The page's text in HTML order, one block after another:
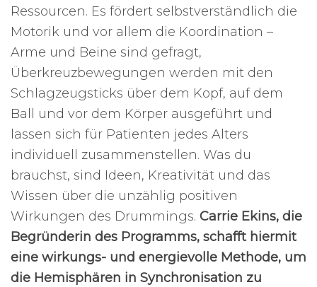
Ressourcen. Es fördert selbstverständlich die
Motorik und vor allem die Koordination –
Arme und Beine sind gefragt,
Überkreuzbewegungen werden mit den
Schlagzeugsticks über dem Kopf, auf dem
Ball und vor dem Körper ausgeführt und
lassen sich für Patienten jedes Alters
individuell zusammenstellen. Was du
brauchst, sind Ideen, Kreativität und das
Wissen über die unzählig positiven
Wirkungen des Drummings. Carrie Ekins, die
Begründerin des Programms, schafft hiermit
eine wirkungs- und energievolle Methode, um
die Hemisphären in Synchronisation zu